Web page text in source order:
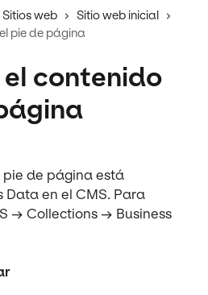
Sitios web
Sitio web inicial
pie de página
contenido
pie de página está
Data en el CMS. Para
→ Collections → Business